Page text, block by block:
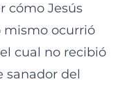
cómo Jesús
mismo ocurrió
cual no recibió
sanador del